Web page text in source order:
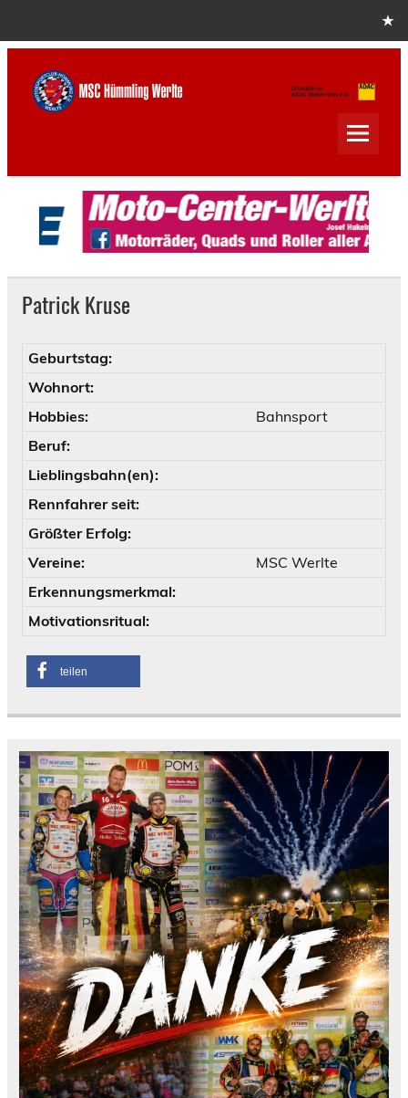
Patrick Kruse
Geburtstag:
Wohnort:
Hobbies:
Bahnsport
Beruf:
Lieblingsbahn(en):
Rennfahrer seit:
Größter Erfolg:
Vereine:
MSC Werlte
Erkennungsmerkmal:
Motivationsritual:
teilen